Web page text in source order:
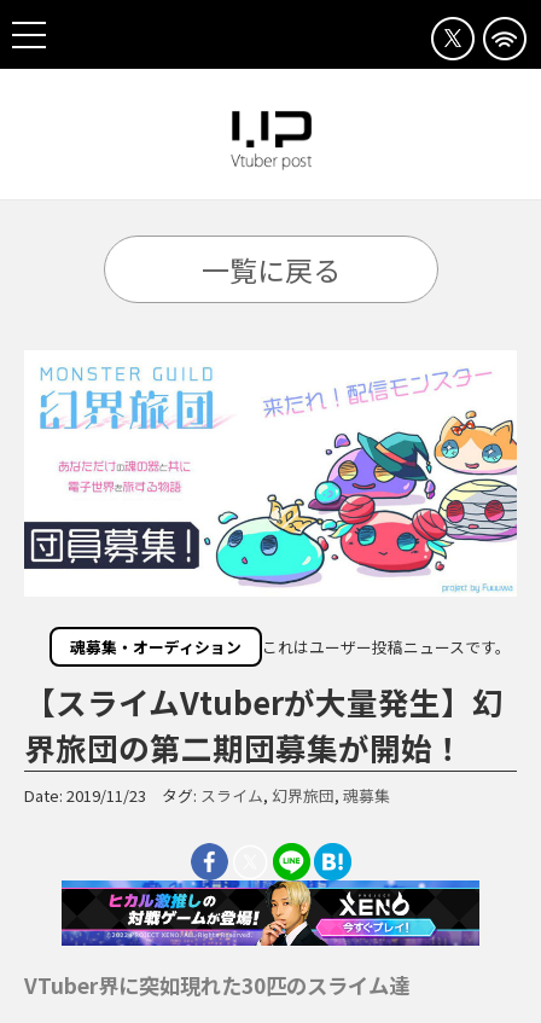
一覧に戻る
魂募集・オーディション これはユーザー投稿ニュースです。
【スライムVtuberが大量発生】幻
界旅団の第二期団募集が開始！
Date: 2019/11/23 タグ: スライム, 幻界旅団, 魂募集
VTuber界に突如現れた30匹のスライム達